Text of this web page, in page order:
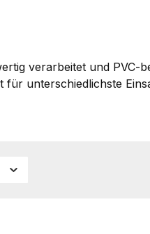
verarbeitet und PVC-
unterschiedlichste